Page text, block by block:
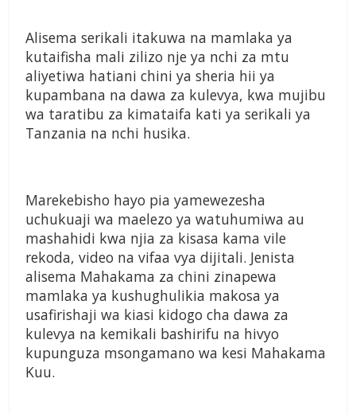
Alisema serikali itakuwa na mamlaka ya
kutaifisha mali zilizo nje ya nchi za mtu
aliyetiwa hatiani chini ya sheria hii ya
kupambana na dawa za kulevya, kwa mujibu
wa taratibu za kimataifa kati ya serikali ya
Tanzania na nchi husika.
Marekebisho hayo pia yamewezesha
uchukuaji wa maelezo ya watuhumiwa au
mashahidi kwa njia za kisasa kama vile
rekoda, video na vifaa vya dijitali. Jenista
alisema Mahakama za chini zinapewa
mamlaka ya kushughulikia makosa ya
usafirishaji wa kiasi kidogo cha dawa za
kulevya na kemikali bashirifu na hivyo
kupunguza msongamano wa kesi Mahakama
Kuu.